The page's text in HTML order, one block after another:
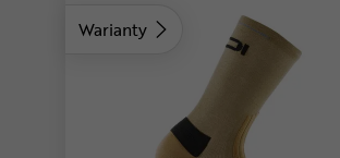
Warianty